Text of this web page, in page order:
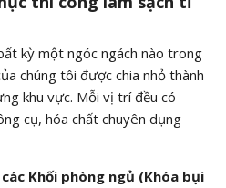
kỳ một ngóc ngách nào trong
chúng tôi được chia nhỏ thành
khu vực. Mỗi vị trí đều có
cụ, hóa chất chuyên dụng
Khối phòng ngủ (Khóa bụi